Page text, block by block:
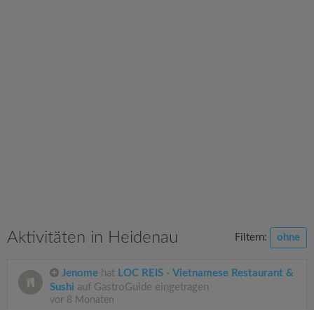
Aktivitäten in Heidenau Filtern: ohne
Jenome hat LOC REIS - Vietnamese Restaurant &
Sushi auf GastroGuide eingetragen
vor 8 Monaten